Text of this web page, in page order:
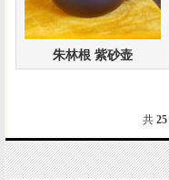
朱林根 紫砂壶
共25